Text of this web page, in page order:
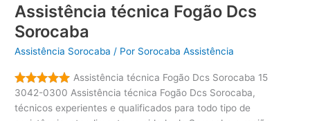
Assistência técnica Fogão Dcs
Sorocaba
Assistência Sorocaba / Por Sorocaba Assistência
Assistência técnica Fogão Dcs Sorocaba 15
3042-0300 Assistência técnica Fogão Dcs Sorocaba,
técnicos experientes e qualificados para todo tipo de